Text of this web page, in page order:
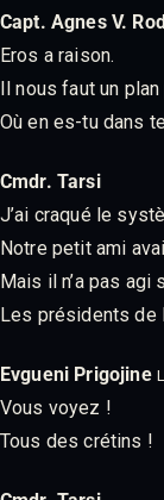
Capt. Agnes V.
Eros a raison.
Il nous faut un
Où en es-tu dans
Cmdr. Tarsi
J’ai craqué le
Notre petit ami
Mais il n’a pas agi
Les présidents de
Evgueni Prigojine
Vous voyez !
Tous des crétins !